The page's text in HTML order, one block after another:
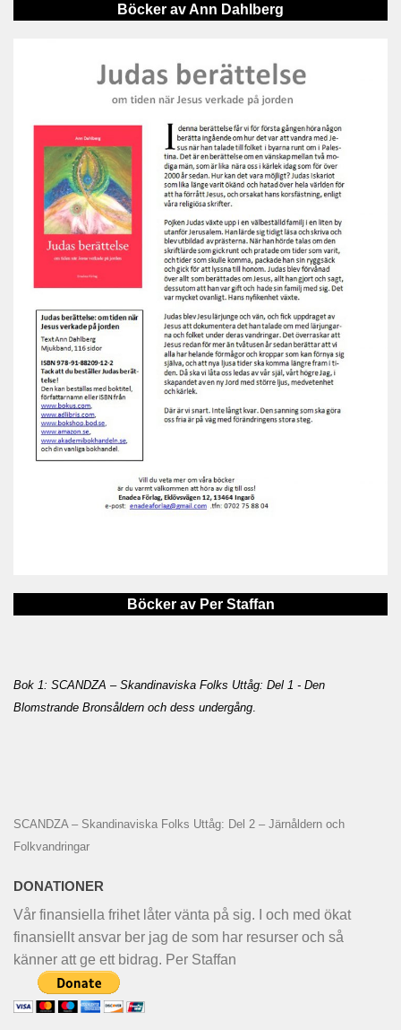
Böcker av Ann Dahlberg
Böcker av Per Staffan
Bok 1: SCANDZA – Skandinaviska Folks Uttåg: Del 1 - Den
Blomstrande Bronsåldern och dess undergång
SCANDZA – Skandinaviska Folks Uttåg: Del 2 – Järnåldern och
Folkvandringar
DONATIONER
Vår finansiella frihet låter vänta på sig. I och med ökat
finansiellt ansvar ber jag de som har resurser och så
känner att ge ett bidrag. Per Staffan